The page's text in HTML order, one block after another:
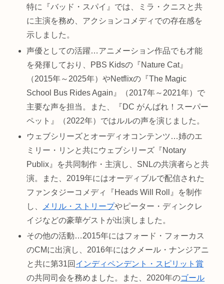
特に『バッド・スパイ』では、ミラ・クニスと共
に主演を務め、アクションコメディでの存在感を
示しました。
声優としての活躍…アニメーション作品でも才能
を発揮しており、PBS Kidsの『Nature Cat』
（2015年～2025年）やNetflixの『The Magic
School Bus Rides Again』（2017年～2021年）で
主要な声を担当。また、『DC がんばれ！スーパー
ペット』（2022年）ではルルの声を演じました。
ウェブシリーズとオーディオコンテンツ…姉のエ
ミリー・リンと共にウェブシリーズ『Notary
Publix』を共同制作・主演し、SNLの共演者らと共
演。また、2019年にはオーディブルで配信された
ファンタジーコメディ『Heads Will Roll』を制作
し、
メリル・ストリープやピーター・ディンクレ
イジなどの豪華ゲストが出演しました。
その他の活動…2015年にはフォード・フォーカス
のCMに出演し、2016年にはクメール・ナンジアニ
と共に第31回 インディペンデント・スピリット賞
の共同司会を務めました。また、2020年のゴール